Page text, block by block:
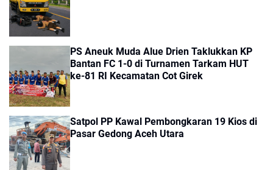
PS Aneuk Muda Alue Drien Taklukkan KP
Bantan FC 1-0 di Turnamen Tarkam HUT
ke-81 RI Kecamatan Cot Girek
Satpol PP Kawal Pembongkaran 19 Kios di
Pasar Gedong Aceh Utara